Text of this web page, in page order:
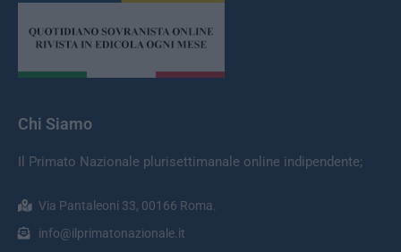
Chi Siamo
Il Primato Nazionale plurisettimanale online indipendente;
Via Pantaleoni 33, 00166 Roma.
info@ilprimatonazionale.it